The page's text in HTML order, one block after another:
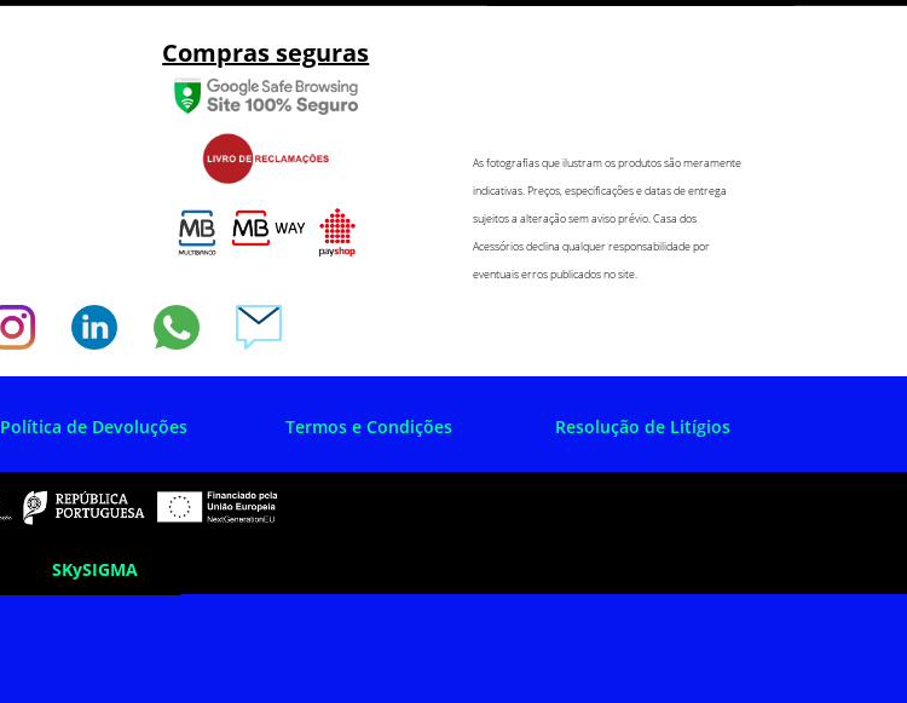
Compras seguras
As fotografias que ilustram os produtos são meramente
indicativas. Preços, especificações e datas de entrega
sujeitos a alteração sem aviso prévio. Casa dos
Acessórios declina qualquer responsabilidade por
eventuais erros publicados no site.
Política de Devoluções Termos e Condições Resolução de Litígios
SKySIGMA